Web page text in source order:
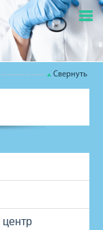
Свернуть
центр